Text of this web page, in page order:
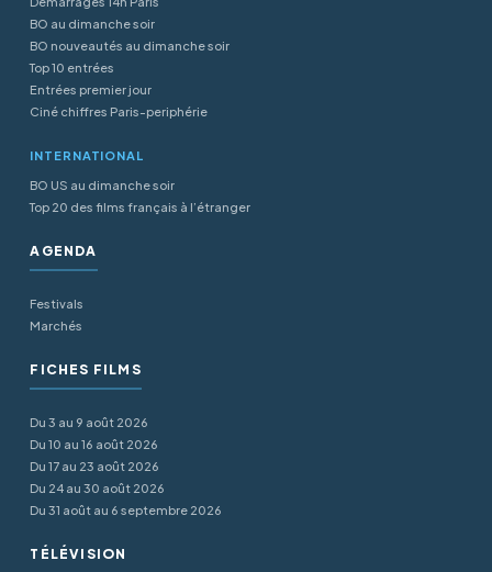
BO au dimanche soir
BO nouveautés au dimanche soir
Top 10 entrées
Entrées premier jour
Ciné chiffres Paris-periphérie
INTERNATIONAL
BO US au dimanche soir
Top 20 des films français à l’étranger
AGENDA
Festivals
Marchés
FICHES FILMS
Du 3 au 9 août 2026
Du 10 au 16 août 2026
Du 17 au 23 août 2026
Du 24 au 30 août 2026
Du 31 août au 6 septembre 2026
TÉLÉVISION